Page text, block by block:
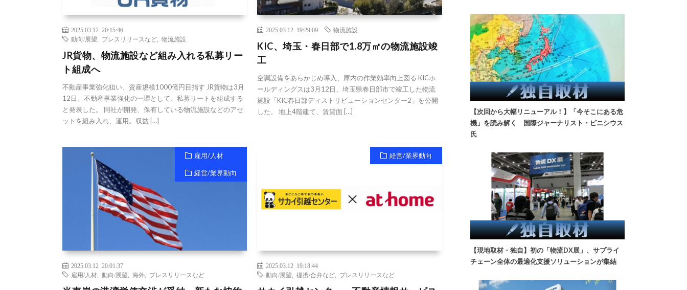
2025.03.12 20:15:46
動向/展望
プレスリリースなど 物流施設
JR貨物、物流施設など組み入れる私募リー
ト組成へ
不動産事業強化狙い、資産規模1000億円目指す JR貨物は3月
12日、不動産事業強化の一環として、私募リートを組成する
と発表した。 同社が開発、保有している物流施設などのアセ
ットを組み入れ、運用。収益 […]
2025.03.12 19:29:09 物流施設
KIC、埼玉・春日部で1.8万㎡の物流施設竣
工
空調設備をあらかじめ導入、庫内の作業効率向上図る KICホ
ールディングスは3月12日、埼玉県春日部市で竣工した物流
施設「KIC春日部ディストリビューションセンター2」を公開
した。 地上4階建て、賃貸面 […]
雇用/人材
経営/業界動向
2025.03.12 20:01:37
雇用/人材
動向/展望 海外 プレスリリースなど
経営/業界動向
2025.03.12 19:18:44
動向/展望
,提携/合弁など プレスリリースなど
【次回から大幅リニューアル！】「今そこにある危
機」を読み解く 国際ジャーナリスト・ビニシウス
氏
【現地取材・独自】初の「物流DX展」、サプライ
チェーン全体の最適化支援ソリューションが集結